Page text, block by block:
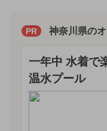
PR 神奈川県の
一年中 水着で
温水プール